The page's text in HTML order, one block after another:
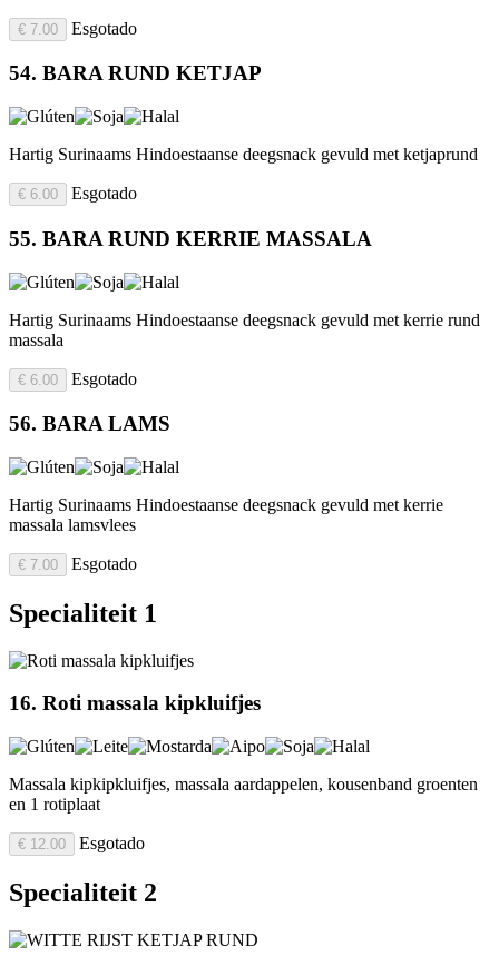
€ 7.00 Esgotado
54. BARA RUND KETJAP
Hartig Surinaams Hindoestaanse deegsnack gevuld met ketjaprund
€ 6.00 Esgotado
55. BARA RUND KERRIE MASSALA
Hartig Surinaams Hindoestaanse deegsnack gevuld met kerrie rund
massala
€ 6.00 Esgotado
56. BARA LAMS
Hartig Surinaams Hindoestaanse deegsnack gevuld met kerrie
massala lamsvlees
€ 7.00 Esgotado
Specialiteit 1
16. Roti massala kipkluifjes
Massala kipkipkluifjes, massala aardappelen, kousenband groenten
en 1 rotiplaat
€ 12.00 Esgotado
Specialiteit 2